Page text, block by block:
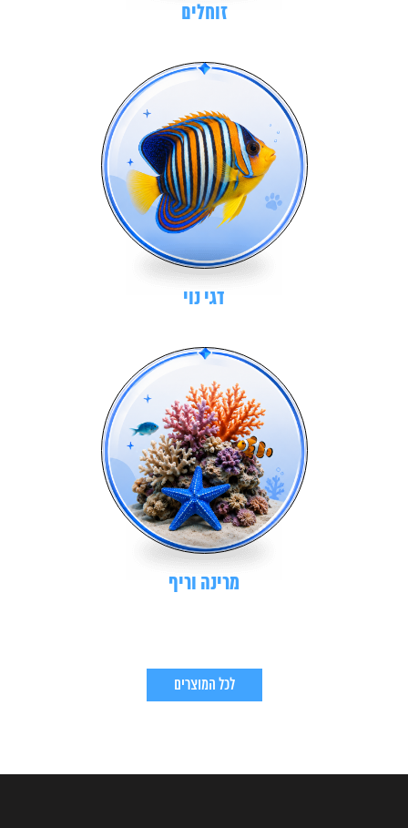
זוחלים
דגי נוי
מרינה וריף
לכל המוצרים